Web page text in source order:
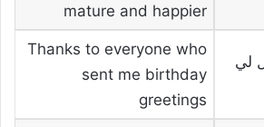
mature and happier
لي
Thanks to everyone who
sent me birthday
greetings